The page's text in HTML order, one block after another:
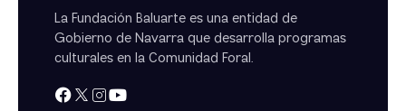
La Fundación Baluarte es una entidad de
Gobierno de Navarra que desarrolla programas
culturales en la Comunidad Foral.